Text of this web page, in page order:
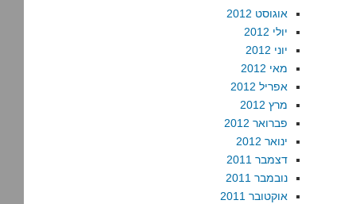
אוגוסט 2012
יולי 2012
יוני 2012
מאי 2012
אפריל 2012
מרץ 2012
פברואר 2012
ינואר 2012
דצמבר 2011
נובמבר 2011
אוקטובר 2011